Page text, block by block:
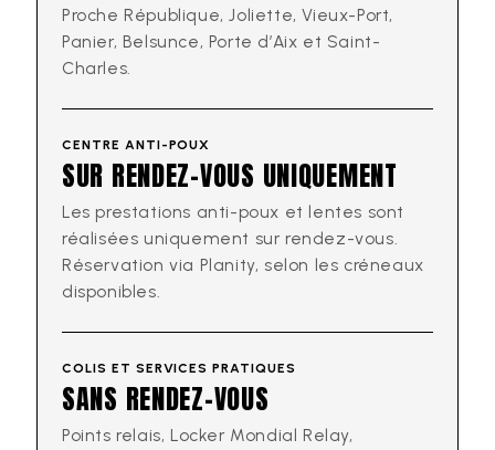
Proche République, Joliette, Vieux-Port,
Panier, Belsunce, Porte d’Aix et Saint-
Charles.
CENTRE ANTI-POUX
SUR RENDEZ-VOUS UNIQUEMENT
Les prestations anti-poux et lentes sont
réalisées uniquement sur rendez-vous.
Réservation via Planity, selon les créneaux
disponibles.
COLIS ET SERVICES PRATIQUES
SANS RENDEZ-VOUS
Points relais, Locker Mondial Relay,